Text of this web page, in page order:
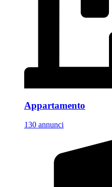
Appartamento
130 annunci